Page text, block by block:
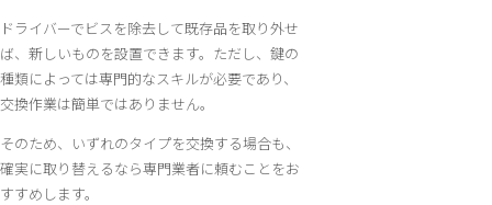
ドライバーでビスを除去して既存品を取り外せ
ば、新しいものを設置できます。ただし、鍵の
種類によっては専門的なスキルが必要であり、
交換作業は簡単ではありません。
そのため、いずれのタイプを交換する場合も、
確実に取り替えるなら専門業者に頼むことをお
すすめします。